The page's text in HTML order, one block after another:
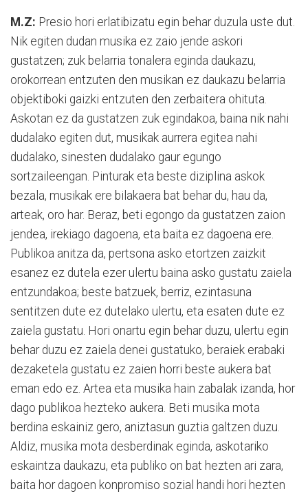
M.Z: Presio hori erlatibizatu egin behar duzula uste dut.
Nik egiten dudan musika ez zaio jende askori
gustatzen; zuk belarria tonalera eginda daukazu,
orokorrean entzuten den musikan ez daukazu belarria
objektiboki gaizki entzuten den zerbaitera ohituta.
Askotan ez da gustatzen zuk egindakoa, baina nik nahi
dudalako egiten dut, musikak aurrera egitea nahi
dudalako, sinesten dudalako gaur egungo
sortzaileengan. Pinturak eta beste diziplina askok
bezala, musikak ere bilakaera bat behar du, hau da,
arteak, oro har. Beraz, beti egongo da gustatzen zaion
jendea, irekiago dagoena, eta baita ez dagoena ere.
Publikoa anitza da, pertsona asko etortzen zaizkit
esanez ez dutela ezer ulertu baina asko gustatu zaiela
entzundakoa; beste batzuek, berriz, ezintasuna
sentitzen dute ez dutelako ulertu, eta esaten dute ez
zaiela gustatu. Hori onartu egin behar duzu, ulertu egin
behar duzu ez zaiela denei gustatuko, beraiek erabaki
dezaketela gustatu ez zaien horri beste aukera bat
eman edo ez. Artea eta musika hain zabalak izanda, hor
dago publikoa hezteko aukera. Beti musika mota
berdina eskainiz gero, aniztasun guztia galtzen duzu.
Aldiz, musika mota desberdinak eginda, askotariko
eskaintza daukazu, eta publiko on bat hezten ari zara,
baita hor dagoen konpromiso sozial handi hori hezten